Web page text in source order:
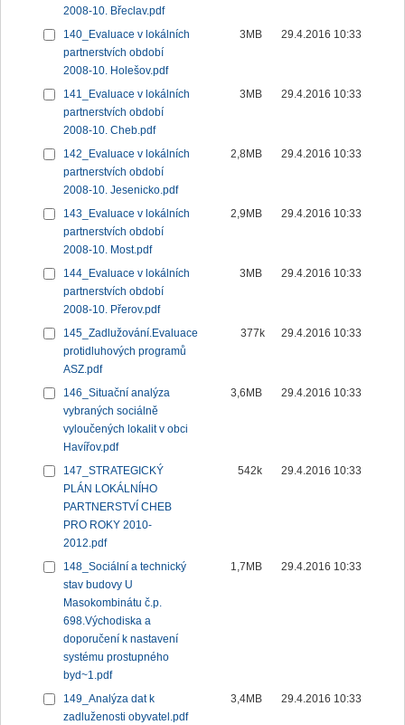
2008-10. Břeclav.pdf
140_Evaluace v lokálních
partnerstvích období
2008-10. Holešov.pdf
3MB 29.4.2016 10:33
141_Evaluace v lokálních
partnerstvích období
2008-10. Cheb.pdf
3MB 29.4.2016 10:33
142_Evaluace v lokálních
partnerstvích období
2008-10. Jesenicko.pdf
2,8MB 29.4.2016 10:33
143_Evaluace v lokálních
partnerstvích období
2008-10. Most.pdf
2,9MB 29.4.2016 10:33
144_Evaluace v lokálních
partnerstvích období
2008-10. Přerov.pdf
3MB 29.4.2016 10:33
145_Zadlužování.Evaluace
protidluhových programů
ASZ.pdf
377k 29.4.2016 10:33
146_Situační analýza
vybraných sociálně
vyloučených lokalit v obci
Havířov.pdf
3,6MB 29.4.2016 10:33
147_STRATEGICKÝ
PLÁN LOKÁLNÍHO
PARTNERSTVÍ CHEB
PRO ROKY 2010-
2012.pdf
542k 29.4.2016 10:33
148_Sociální a technický
stav budovy U
Masokombinátu č.p.
698.Východiska a
doporučení k nastavení
systému prostupného
byd~1.pdf
1,7MB 29.4.2016 10:33
149_Analýza dat k
zadluženosti obyvatel.pdf
3,4MB 29.4.2016 10:33